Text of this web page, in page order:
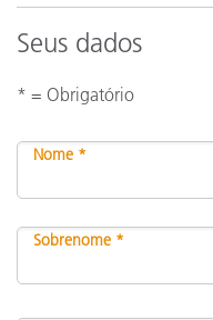
Seus dados
* = Obrigatório
Nome *
Sobrenome *